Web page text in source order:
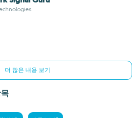
더 많은 내용 보기